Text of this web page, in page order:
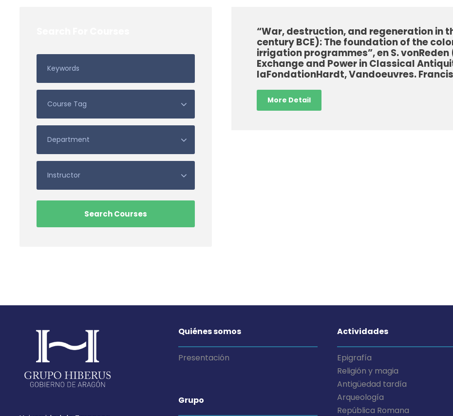
“War, destruction, and regeneration in
century BCE): The foundation of the
irrigation programmes”, en S.
Exchange and Power in Classical
laFondationHardt, Vandoeuvres.
More Detail
Quiénes somos
Presentación
Grupo
Actividades
Epigrafía
Religión y magia
Antigüedad tardía
Arqueología
República Romana